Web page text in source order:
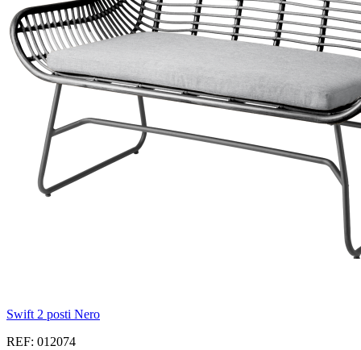
Swift 2 posti Nero
REF: 012074